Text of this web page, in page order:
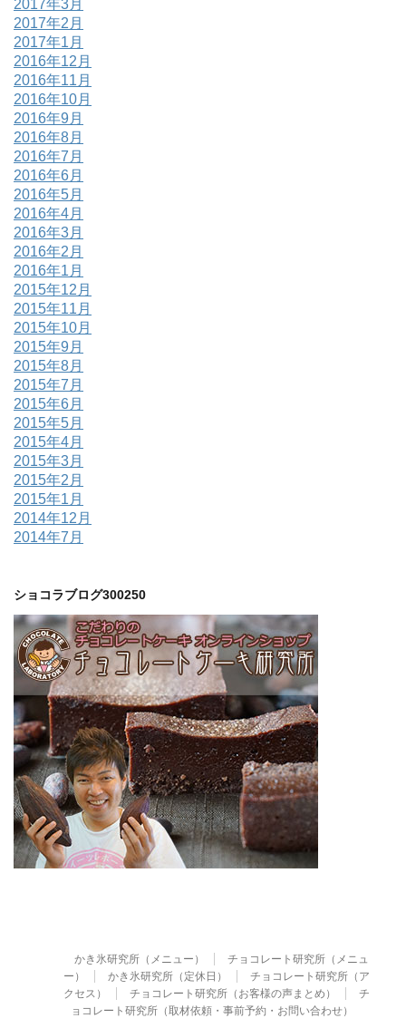
2017年3月
2017年2月
2017年1月
2016年12月
2016年11月
2016年10月
2016年9月
2016年8月
2016年7月
2016年6月
2016年5月
2016年4月
2016年3月
2016年2月
2016年1月
2015年12月
2015年11月
2015年10月
2015年9月
2015年8月
2015年7月
2015年6月
2015年5月
2015年4月
2015年3月
2015年2月
2015年1月
2014年12月
2014年7月
ショコラブログ300250
かき氷研究所（メニュー）
チョコレート研究所（メニュ
ー）
かき氷研究所（定休日）
チョコレート研究所（ア
クセス）
チョコレート研究所（お客様の声まとめ）
チ
ョコレート研究所（取材依頼・事前予約・お問い合わせ）